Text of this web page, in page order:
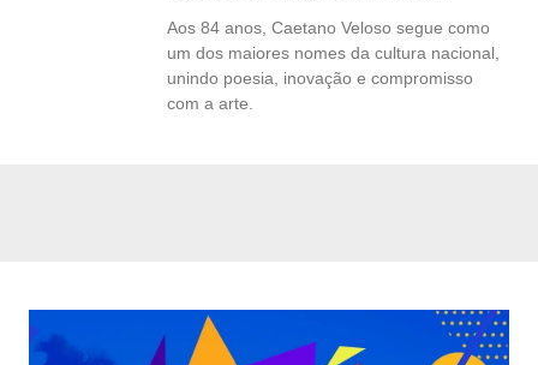
Aos 84 anos, Caetano Veloso segue como
um dos maiores nomes da cultura nacional,
unindo poesia, inovação e compromisso
com a arte.